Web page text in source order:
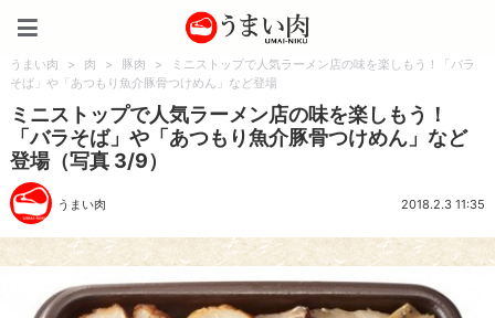
うまい肉 > 肉 > 豚肉 >
ミニストップで人気ラーメン店の味を楽しもう！「バラ
そば」や「あつもり魚介豚骨つけめん」など登場
ミニストップで人気ラーメン店の味を楽しもう！
「バラそば」や「あつもり魚介豚骨つけめん」など
登場（写真 3/9）
うまい肉 2018.2.3 11:35